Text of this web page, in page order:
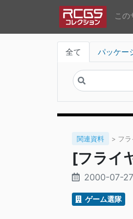
この
全て パッケー
関連資料 > フラ
[フライ
2000-07-27
ゲーム選隊